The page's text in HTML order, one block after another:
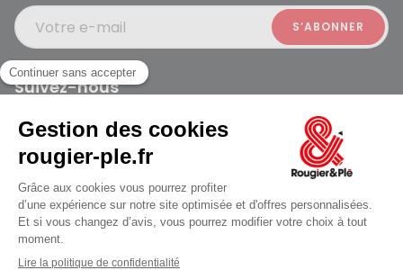
jusqu'au Samedi à 10:00
Votre e-mail
Suivez-nous
Rougier et Plé 2024 Copyright